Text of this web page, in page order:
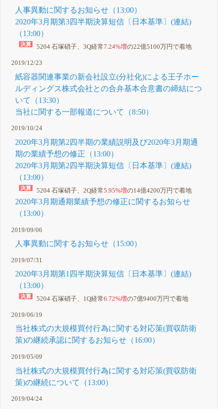
人事異動に関するお知らせ（13:00）
2020年3月期第3四半期決算短信〔日本基準〕(連結)
（13:00）
5204 石塚硝子、3Q経常7.24%増の22億5100万円で着地
2019/12/23
紙容器関連事業の新会社設立(分社化)による王子ホー
ルディングス株式会社との合弁基本合意書の締結につ
いて（13:30）
当社に関する一部報道について（8:50）
2019/10/24
2020年3月期第2四半期の業績説明及び2020年3月期通
期の業績予想の修正（13:00）
2020年3月期第2四半期決算短信〔日本基準〕(連結)
（13:00）
5204 石塚硝子、2Q経常5.95%増の14億4200万円で着地
2020年3月期通期業績予想の修正に関するお知らせ
（13:00）
2019/09/06
人事異動に関するお知らせ（15:00）
2019/07/31
2020年3月期第1四半期決算短信〔日本基準〕(連結)
（13:00）
5204 石塚硝子、1Q経常6.72%増の7億9400万円で着地
2019/06/19
当社株式の大規模買付行為に関する対応策(買収防衛
策)の継続承認に関するお知らせ（16:00）
2019/05/09
当社株式の大規模買付行為に関する対応策(買収防衛
策)の継続について（13:00）
2019/04/24